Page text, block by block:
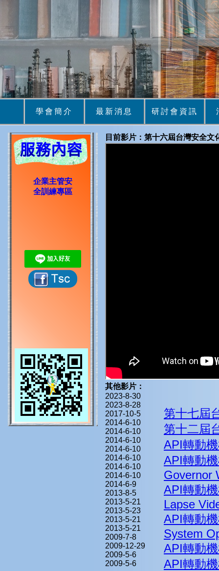
學會簡介 最新消息 研討會資訊
企業主管安
全訓練專區
目前影片：第十六屆台灣安全文
其他影片：
2023-8-30
2023-8-28
2017-10-5
2014-6-10
2014-6-10
2014-6-10
2014-6-10
2014-6-10
2014-6-10
2014-6-10
2014-6-9
2013-8-5
2013-5-21
2013-5-23
2013-5-21
2013-5-21
2009-7-8
2009-12-29
2009-5-6
2009-5-6
第十七屆
第十二屆
API轉動
API轉動
Governor
API轉動
Lapse
API轉動
System
API轉動
API轉動